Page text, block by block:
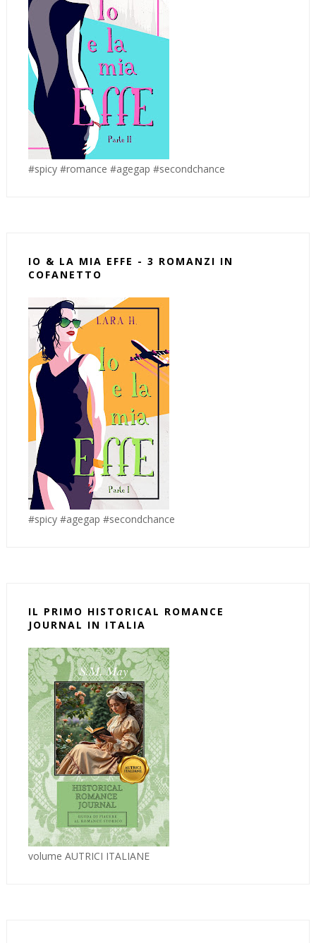
#spicy #romance #agegap #secondchance
IO & LA MIA EFFE - 3 ROMANZI IN
COFANETTO
#spicy #agegap #secondchance
IL PRIMO HISTORICAL ROMANCE
JOURNAL IN ITALIA
volume AUTRICI ITALIANE